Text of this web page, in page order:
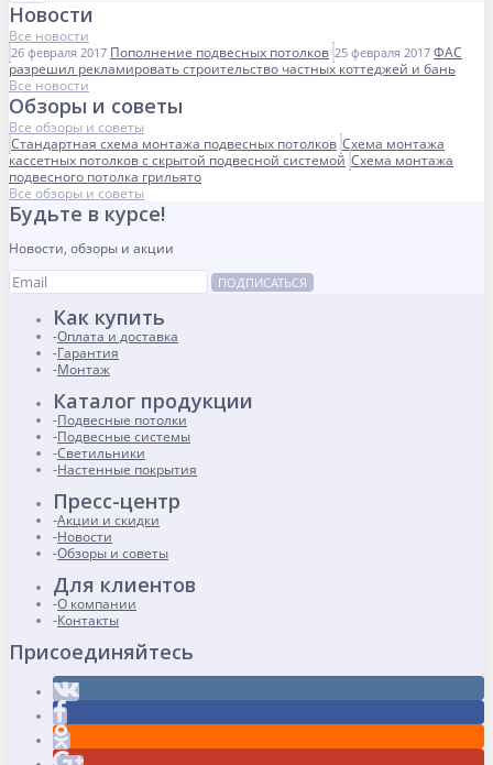
Новости
Все новости
26 февраля 2017 Пополнение подвесных потолков 25 февраля 2017 ФАС
разрешил рекламировать строительство частных коттеджей и бань
Все новости
Обзоры и советы
Все обзоры и советы
Стандартная схема монтажа подвесных потолков Схема монтажа
кассетных потолков с скрытой подвесной системой Схема монтажа
подвесного потолка грильято
Все обзоры и советы
Будьте в курсе!
Новости, обзоры и акции
ПОДПИСАТЬСЯ
Как купить
Оплата и доставка
Гарантия
Монтаж
Каталог продукции
Подвесные потолки
Подвесные системы
Светильники
Настенные покрытия
Пресс-центр
Акции и скидки
Новости
Обзоры и советы
Для клиентов
О компании
Контакты
Присоединяйтесь